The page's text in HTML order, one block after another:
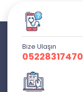
Bize Ulaşın
05228317470